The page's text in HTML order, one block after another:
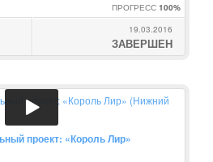
ПРОГРЕСС 100%
19.03.2016
ЗАВЕРШЕН
проект: «Король Лир»